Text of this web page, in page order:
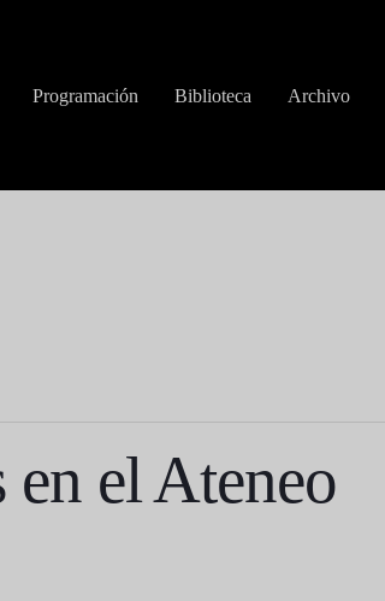
Programación Biblioteca Archivo
en el Ateneo